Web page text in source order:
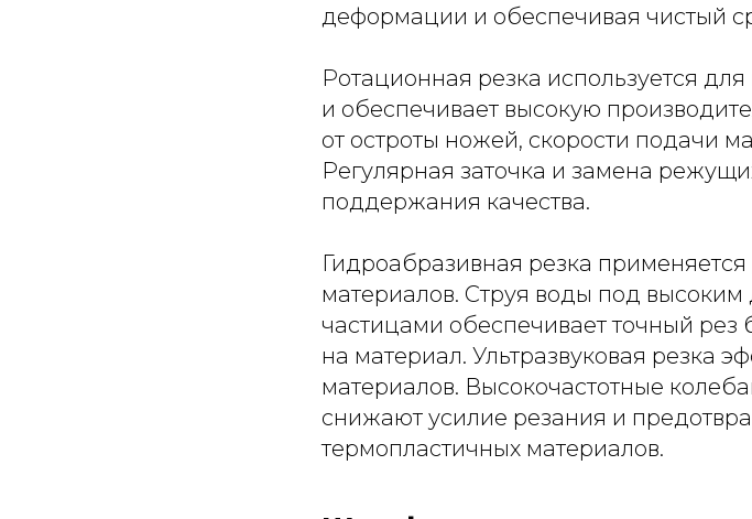
деформации и обеспечивая чистый
Ротационная резка используется
и обеспечивает высокую
от остроты ножей, скорости подачи
Регулярная заточка и замена
поддержания качества.
Гидроабразивная резка
материалов. Струя воды под
частицами обеспечивает точный рез
на материал. Ультразвуковая резка
материалов. Высокочастотные
снижают усилие резания и
термопластичных материалов.